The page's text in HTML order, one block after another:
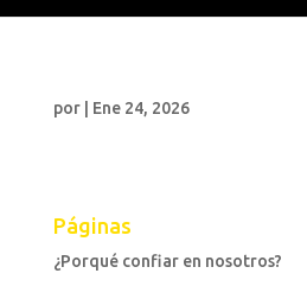
por Ene 24, 2026
Páginas
¿Porqué confiar en nosotros?